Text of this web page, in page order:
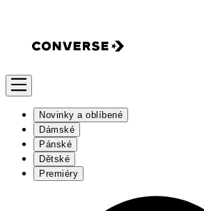
Novinky a oblíbené
Dámské
Pánské
Dětské
Premiéry